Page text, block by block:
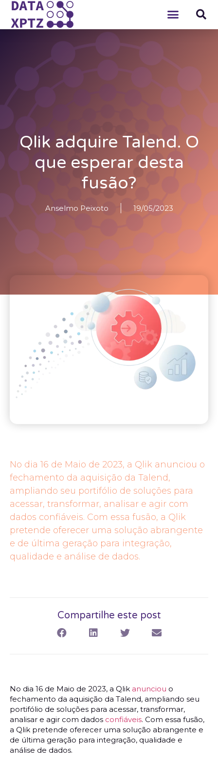
Qlik adquire Talend. O
que esperar desta
fusão?
Anselmo Peixoto 19/05/2023
No dia 16 de Maio de 2023, a Qlik anunciou o
fechamento da aquisição da Talend,
ampliando seu portifólio de soluções para
acessar, transformar, analisar e agir com
dados confiáveis. Com essa fusão, a Qlik
pretende oferecer uma solução abrangente
e de última geração para integração,
qualidade e análise de dados.
Compartilhe este post
No dia 16 de Maio de 2023, a Qlik anunciou o
fechamento da aquisição da Talend, ampliando seu
portifólio de soluções para acessar, transformar,
analisar e agir com dados confiáveis. Com essa fusão,
a Qlik pretende oferecer uma solução abrangente e
de última geração para integração, qualidade e
análise de dados.